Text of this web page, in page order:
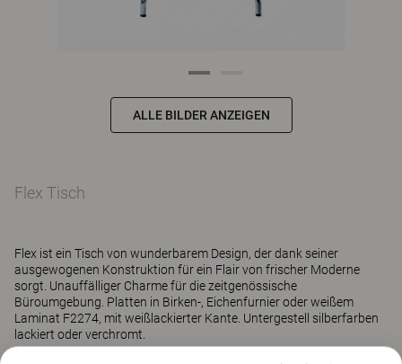
ALLE BILDER ANZEIGEN
Flex Tisch
Flex ist ein Tisch von wunderbarem Design, der dank seiner
ausgewogenen Konstruktion für ein Flair von frischer Moderne
sorgt. Unauffälliger Charme für die zeitgenössische
Büroumgebung. Platten in Birken-, Eichenfurnier oder weißem
Laminat F2274, mit weißlackierter Kante. Untergestell silberfarben
lackiert oder verchromt.